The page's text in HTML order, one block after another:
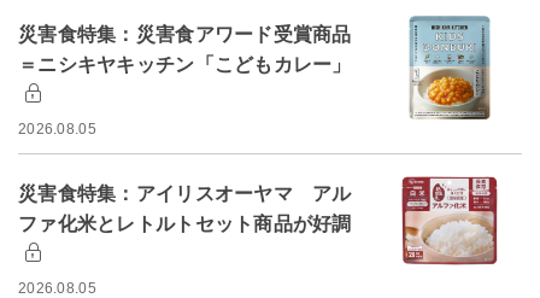
災害食特集：災害食アワード受賞商品
＝ニシキヤキッチン「こどもカレー」
2026.08.05
災害食特集：アイリスオーヤマ アル
ファ化米とレトルトセット商品が好調
2026.08.05